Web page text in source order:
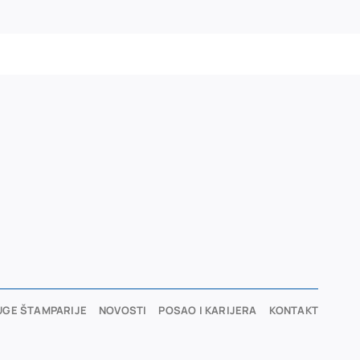
ŠTAMPARIJE NOVOSTI POSAO I KARIJERA KONTAKT